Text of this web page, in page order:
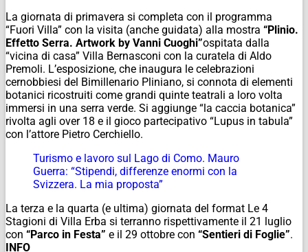
La giornata di primavera si completa con il programma
“Fuori Villa” con la visita (anche guidata) alla mostra “Plinio.
Effetto Serra. Artwork by Vanni Cuoghi”ospitata dalla
“vicina di casa” Villa Bernasconi con la curatela di Aldo
Premoli. L’esposizione, che inaugura le celebrazioni
cernobbiesi del Bimillenario Pliniano, si connota di elementi
botanici ricostruiti come grandi quinte teatrali a loro volta
immersi in una serra verde. Si aggiunge “la caccia botanica”
rivolta agli over 18 e il gioco partecipativo “Lupus in tabula”
con l’attore Pietro Cerchiello.
Turismo e lavoro sul Lago di Como. Mauro
Guerra: “Stipendi, differenze enormi con la
Svizzera. La mia proposta”
La terza e la quarta (e ultima) giornata del format Le 4
Stagioni di Villa Erba si terranno rispettivamente il 21 luglio
con “Parco in Festa” e il 29 ottobre con “Sentieri di Foglie”.
INFO